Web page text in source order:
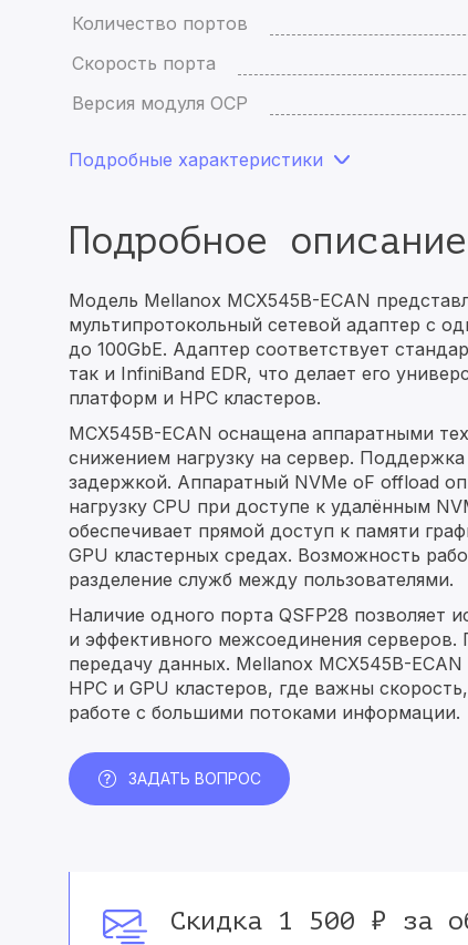
Количество портов
Скорость порта
Версия модуля OCP
Подробные характеристики
Подробное описание
Модель Mellanox MCX545B-ECAN
мультипротокольный сетевой адаптер с
до 100GbE. Адаптер соответствует
так и InfiniBand EDR, что делает его
платформ и HPC кластеров.
MCX545B-ECAN оснащена аппаратными
снижением нагрузку на сервер.
задержкой. Аппаратный NVMe oF offload
нагрузку CPU при доступе к удалённым
обеспечивает прямой доступ к памяти
GPU кластерных средах. Возможность
разделение служб между пользователями.
Наличие одного порта QSFP28 позволяет
и эффективного межсоединения
передачу данных. Mellanox MCX545B-
HPC и GPU кластеров, где важны
работе с большими потоками информации.
ЗАДАТЬ ВОПРОС
Скидка 1 500 ₽ за